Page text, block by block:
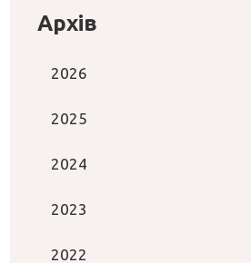
Архів
2026
2025
2024
2023
2022